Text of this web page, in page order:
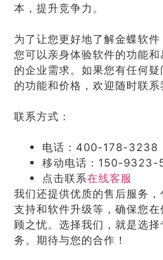
本，提升竞争力。
为了让您更好地了解金蝶软件
您可以亲身体验软件的功能
的企业需求。如果您有任何
的功能和价格，欢迎随时联系
联系方式：
电话：400-178-3238
移动电话：150-9323-
点击联系在线客服
我们还提供优质的售后服务
支持和软件升级等，确保您
顾之忧。选择我们，就是选
务。期待与您的合作！